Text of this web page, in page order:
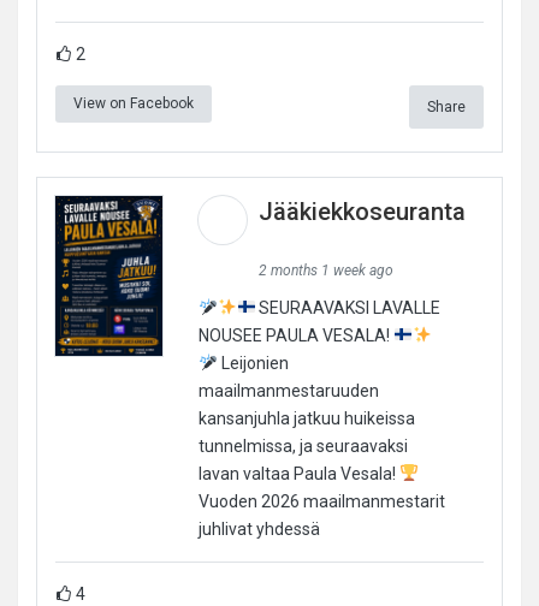
2
View on Facebook Share
Jääkiekkoseuranta
2 months 1 week ago
SEURAAVAKSI LAVALLE
NOUSEE PAULA VESALA!
Leijonien
maailmanmestaruuden
kansanjuhla jatkuu huikeissa
tunnelmissa, ja seuraavaksi
lavan valtaa Paula Vesala!
Vuoden 2026 maailmanmestarit
juhlivat yhdessä
4